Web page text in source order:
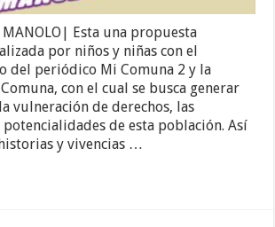
MANOLO| Esta una propuesta
por niños y niñas con el
del periódico Mi Comuna 2 y la
con el cual se busca generar
vulneración de derechos, las
de esta población. Así
y vivencias …